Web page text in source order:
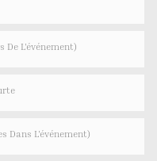
De L'événement)
Dans L'événement)